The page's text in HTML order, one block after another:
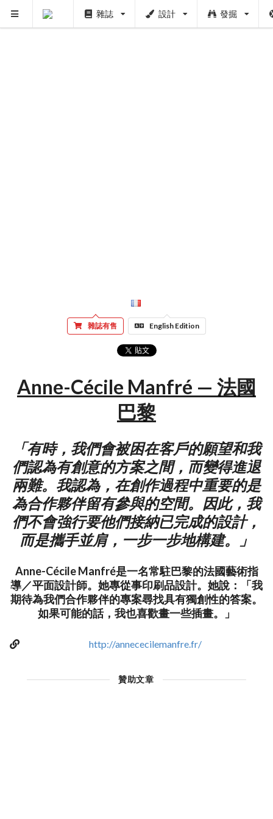
雜誌 設計 發掘
雜誌有售 English Edition
Anne-Cécile Manfré — 法國
巴黎
「有時，我們會被困在客戶的願望和我
們認為有創意的方案之間，而變得進退
兩難。我認為，在創作過程中重要的是
為合作夥伴留有參與的空間。因此，我
們不會強行要他們接納已完成的設計，
而是攜手並肩，一步一步地構建。」
Anne-Cécile Manfré是一名常駐巴黎的法國藝術指
導／平面設計師。她專從事印刷品設計。她說：「我
期待為我們合作夥伴的專案尋找具有獨創性的答案。
如果可能的話，我也喜歡畫一些插畫。」
http://annececilemanfre.fr/
贊助文章